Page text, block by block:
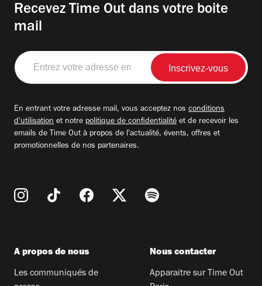
Recevez Time Out dans votre boite
mail
Entrez
votre
adresse
En entrant votre adresse mail, vous acceptez nos conditions
d'utilisation et notre politique de confidentialité et de recevoir les
emails de Time Out à propos de l'actualité, évents, offres et
promotionnelles de nos partenaires.
A propos de nous
Les communiqués de
Nous contacter
Apparaitre sur Time Out